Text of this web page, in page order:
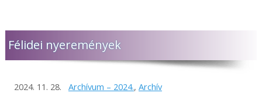
Félidei nyeremények
2024. 11. 28. Archívum – 2024., Archív